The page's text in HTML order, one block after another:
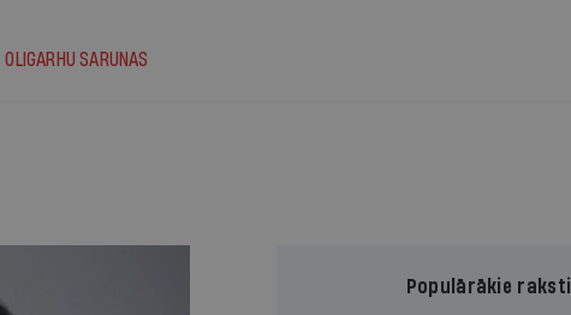
OLIGARHU SARUNAS
Populārākie raksti